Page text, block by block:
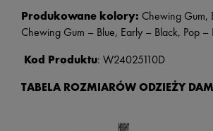
Produkowane kolory: Chewing Gum,
Chewing Gum – Blue, Early – Black, Pop –
Kod Produktu: W24025110D
TABELA ROZMIARÓW ODZIEŻY